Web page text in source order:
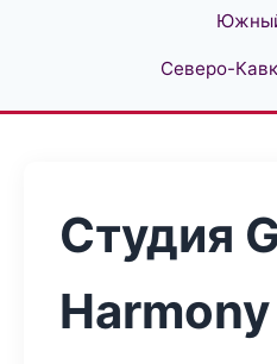
Северо-
Студия
Harmony